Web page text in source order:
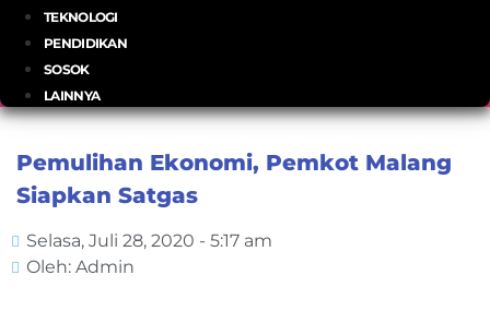
TEKNOLOGI
PENDIDIKAN
SOSOK
LAINNYA
Pemulihan Ekonomi, Pemkot Malang
Siapkan Satgas
Selasa, Juli 28, 2020 - 5:17 am
Oleh: Admin